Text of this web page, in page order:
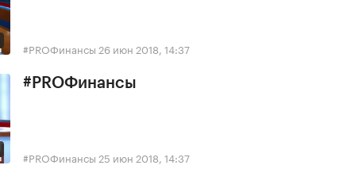
#PROФинансы 26 июн 2018, 14:37
#PROФинансы
#PROФинансы 25 июн 2018, 14:37